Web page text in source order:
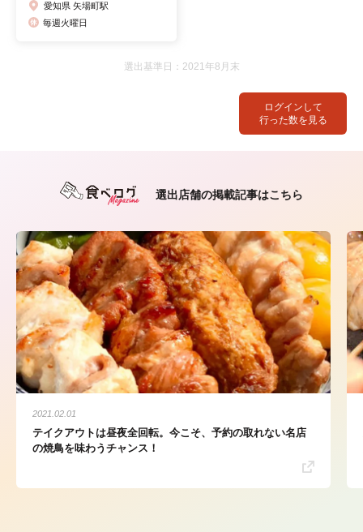
ログインして
行った数を見る
愛知県 矢場町駅
毎週火曜日
選出基準日：2021年8月末
選出店舗の掲載記事はこちら
2021.02.01
テイクアウトは昼夜全回転。今こそ、予約の取れない名店
の焼鳥を味わうチャンス！